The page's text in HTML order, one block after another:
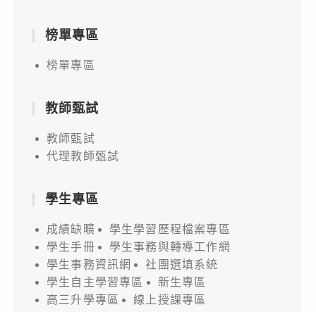
榜單專區
榜單專區
教師甄試
教師甄試
代理教師甄試
學生專區
成績缺曠
學生學習歷程檔案專區
學生手冊
學生事務與轉導工作網
學生事務資訊網
社團選填系統
學生自主學習專區
新生專區
高三升學專區
線上授課專區